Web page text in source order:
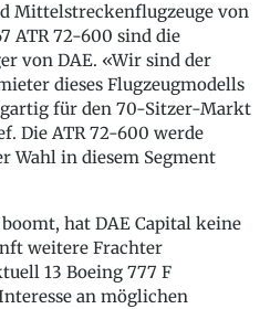
Mittelstreckenflugzeuge von
ATR 72-600 sind die
von DAE. «Wir sind der
dieses Flugzeugmodells
für den 70-Sitzer-Markt
Die ATR 72-600 werde
Wahl in diesem Segment
hat DAE Capital keine
weitere Frachter
13 Boeing 777 F
an möglichen